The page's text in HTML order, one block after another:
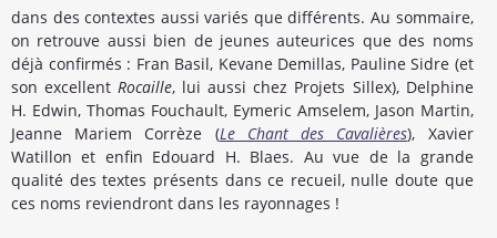
dans des contextes aussi variés que différents. Au sommaire,
on retrouve aussi bien de jeunes auteurices que des noms
déjà confirmés : Fran Basil, Kevane Demillas, Pauline Sidre (et
son excellent Rocaille, lui aussi chez Projets Sillex), Delphine
H. Edwin, Thomas Fouchault, Eymeric Amselem, Jason Martin,
Jeanne Mariem Corrèze (Le Chant des Cavalières), Xavier
Watillon et enfin Edouard H. Blaes. Au vue de la grande
qualité des textes présents dans ce recueil, nulle doute que
ces noms reviendront dans les rayonnages !